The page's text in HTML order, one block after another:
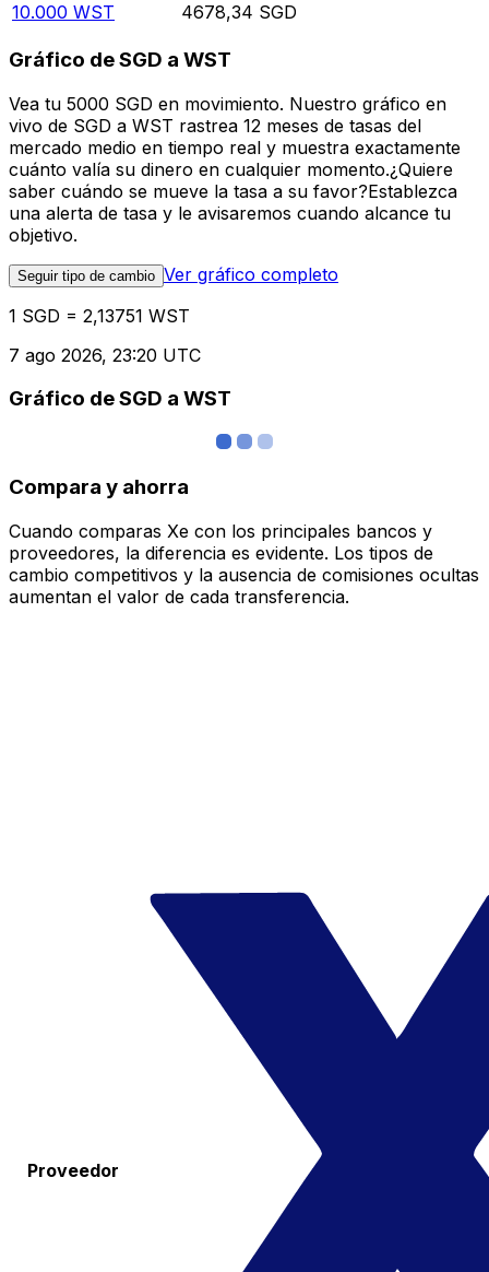
10.000 WST 4678,34 SGD
Gráfico de SGD a WST
Vea tu 5000 SGD en movimiento. Nuestro gráfico en
vivo de SGD a WST rastrea 12 meses de tasas del
mercado medio en tiempo real y muestra exactamente
cuánto valía su dinero en cualquier momento.¿Quiere
saber cuándo se mueve la tasa a su favor?Establezca
una alerta de tasa y le avisaremos cuando alcance tu
objetivo.
Seguir tipo de cambio Ver gráfico completo
1 SGD = 2,13751 WST
7 ago 2026, 23:20 UTC
Gráfico de SGD a WST
Compara y ahorra
Cuando comparas Xe con los principales bancos y
proveedores, la diferencia es evidente. Los tipos de
cambio competitivos y la ausencia de comisiones ocultas
aumentan el valor de cada transferencia.
Proveedor